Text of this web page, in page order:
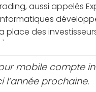
aussi appelés
place des
mobile compte
l’année prochaine.